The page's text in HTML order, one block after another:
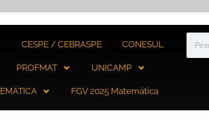
CESPE / CEBRASPE CONESUL
PROFMAT UNICAMP
FGV 2025 Matemática